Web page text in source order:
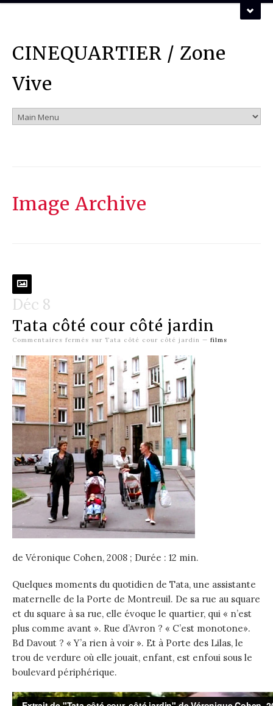
Vous pouvez nous contacter par mail : mail
CINEQUARTIER / Zone
Vive
Image Archive
Déc 8
Tata côté cour côté jardin
Commentaires fermés sur Tata côté cour côté jardin — films
de Véronique Cohen, 2008 ; Durée : 12 min.
Quelques moments du quotidien de Tata, une assistante
maternelle de la Porte de Montreuil. De sa rue au square
et du square à sa rue, elle évoque le quartier, qui « n’est
plus comme avant ». Rue d’Avron ? « C’est monotone».
Bd Davout ? « Y’a rien à voir ». Et à Porte des Lilas, le
trou de verdure où elle jouait, enfant, est enfoui sous le
boulevard périphérique.